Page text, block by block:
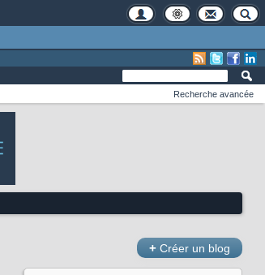
Recherche avancée
+ Créer un blog